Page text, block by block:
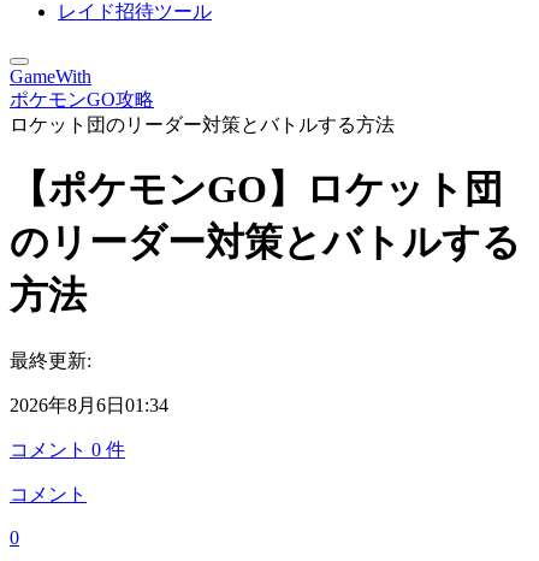
レイド招待ツール
GameWith
ポケモンGO攻略
ロケット団のリーダー対策とバトルする方法
【ポケモンGO】ロケット団
のリーダー対策とバトルする
方法
最終更新:
2026年8月6日01:34
コメント 0 件
コメント
0